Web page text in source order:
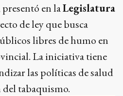
presentó en laLegislatura
de ley que busca
libres de humo en
La iniciativa tiene
las políticas de salud
tabaquismo.